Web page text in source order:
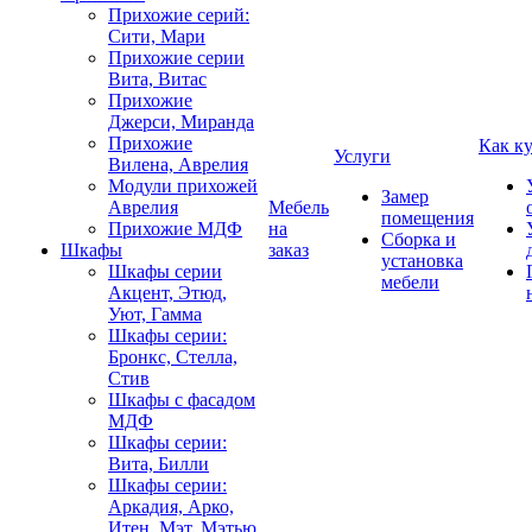
Прихожие серий:
Сити, Мари
Прихожие серии
Вита, Витас
Прихожие
Джерси, Миранда
Прихожие
Вилена, Аврелия
Модули прихожей
Аврелия
Прихожие МДФ
Шкафы
Шкафы серии
Акцент, Этюд,
Уют, Гамма
Шкафы серии:
Бронкс, Стелла,
Стив
Шкафы с фасадом
МДФ
Шкафы серии:
Вита, Билли
Шкафы серии:
Аркадия, Арко,
Итен, Мэт, Мэтью
Мебель
на
заказ
Услуги
Замер
помещения
Сборка и
установка
мебели
Как